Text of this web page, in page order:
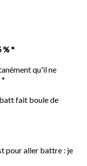
% *
qu'il ne
*
fait boule de
pour aller battre : je